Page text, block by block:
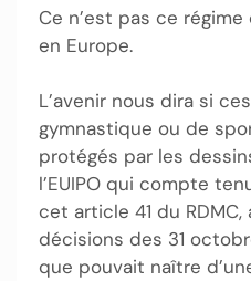
Ce n’est pas ce
en Europe.
L’avenir nous dira si
gymnastique ou de
protégés par les
l’EUIPO qui compte
cet article 41 du
décisions des 31
que pouvait naître